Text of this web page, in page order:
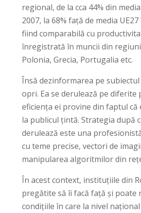
regional, de la cca 44% din
2007, la 68% față de media
fiind comparabilă cu
înregistrată în muncii din regiuni
Polonia, Grecia, Portugalia etc.
Însă dezinformarea pe subiectul
opri. Ea se derulează pe diferite
eficiența ei provine din faptul că
la publicul țintă. Strategia după
derulează este una
cu teme precise, vectori de
manipularea algoritmilor din
În acest context, instituțiile din
pregătite să îi facă față și poate
condițiile în care la nivel